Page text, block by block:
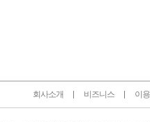
회사소개 비즈니스 이